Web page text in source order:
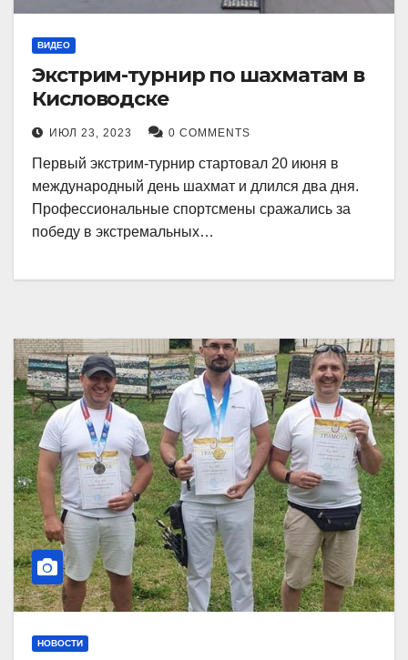
ВИДЕО
Экстрим-турнир по шахматам в
Кисловодске
ИЮЛ 23, 2023 0 COMMENTS
Первый экстрим-турнир стартовал 20 июня в
международный день шахмат и длился два дня.
Профессиональные спортсмены сражались за
победу в экстремальных…
НОВОСТИ